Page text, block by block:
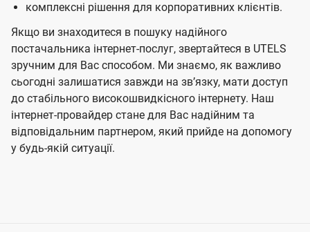
комплексні рішення для корпоративних клієнтів.
Якщо ви знаходитеся в пошуку надійного
постачальника інтернет-послуг, звертайтеся в UTELS
зручним для Вас способом. Ми знаємо, як важливо
сьогодні залишатися завжди на звʼязку, мати доступ
до стабільного високошвидкісного інтернету. Наш
інтернет-провайдер стане для Вас надійним та
відповідальним партнером, який прийде на допомогу
у будь-якій ситуації.